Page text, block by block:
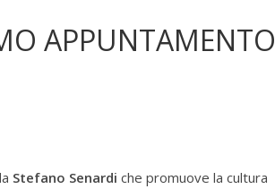
APPUNTAMENTO
Stefano Senardi che promuove la cultura